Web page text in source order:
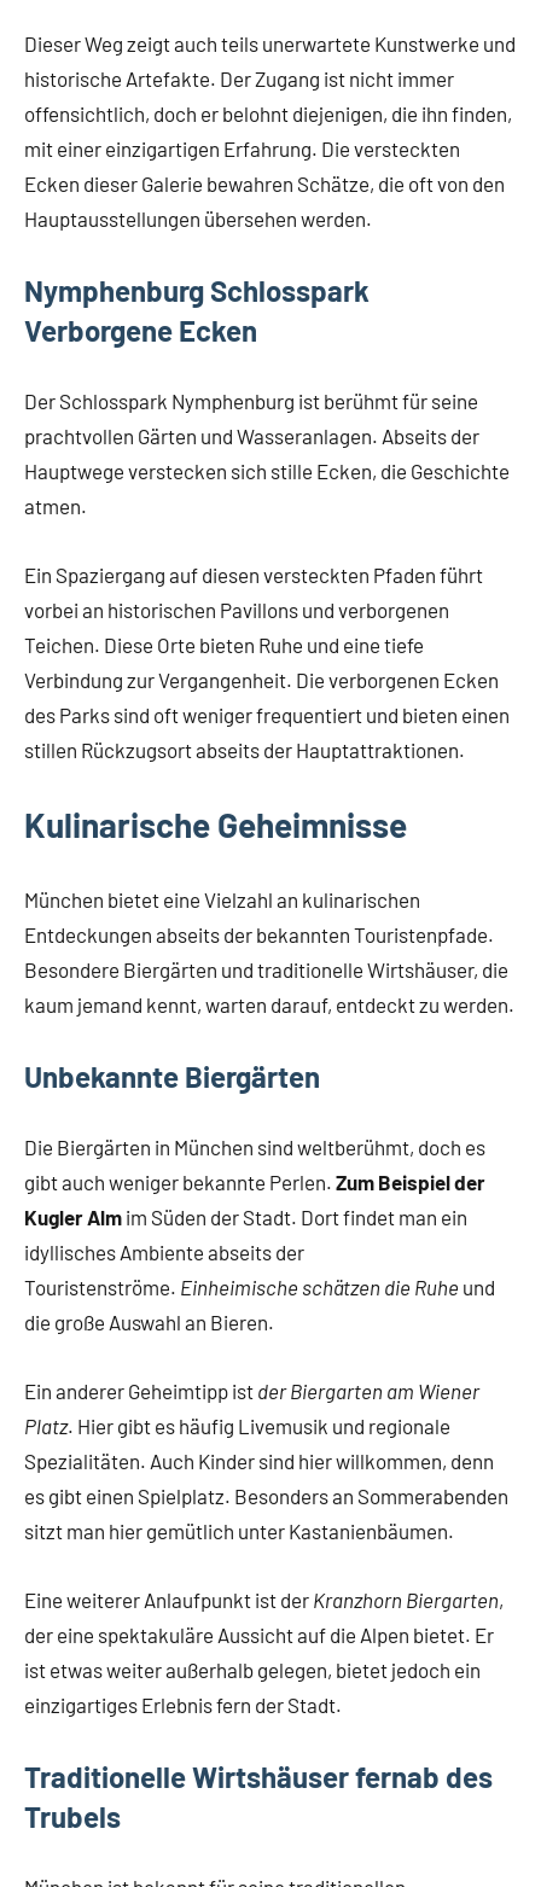
Dieser Weg zeigt auch teils unerwartete Kunstwerke und
historische Artefakte. Der Zugang ist nicht immer
offensichtlich, doch er belohnt diejenigen, die ihn finden,
mit einer einzigartigen Erfahrung. Die versteckten
Ecken dieser Galerie bewahren Schätze, die oft von den
Hauptausstellungen übersehen werden.
Nymphenburg Schlosspark
Verborgene Ecken
Der Schlosspark Nymphenburg ist berühmt für seine
prachtvollen Gärten und Wasseranlagen. Abseits der
Hauptwege verstecken sich stille Ecken, die Geschichte
atmen.
Ein Spaziergang auf diesen versteckten Pfaden führt
vorbei an historischen Pavillons und verborgenen
Teichen. Diese Orte bieten Ruhe und eine tiefe
Verbindung zur Vergangenheit. Die verborgenen Ecken
des Parks sind oft weniger frequentiert und bieten einen
stillen Rückzugsort abseits der Hauptattraktionen.
Kulinarische Geheimnisse
München bietet eine Vielzahl an kulinarischen
Entdeckungen abseits der bekannten Touristenpfade.
Besondere Biergärten und traditionelle Wirtshäuser, die
kaum jemand kennt, warten darauf, entdeckt zu werden.
Unbekannte Biergärten
Die Biergärten in München sind weltberühmt, doch es
gibt auch weniger bekannte Perlen. Zum Beispiel der
Kugler Alm im Süden der Stadt. Dort findet man ein
idyllisches Ambiente abseits der
Touristenströme. Einheimische schätzen die Ruhe und
die große Auswahl an Bieren.
Ein anderer Geheimtipp ist der Biergarten am Wiener
Platz. Hier gibt es häufig Livemusik und regionale
Spezialitäten. Auch Kinder sind hier willkommen, denn
es gibt einen Spielplatz. Besonders an Sommerabenden
sitzt man hier gemütlich unter Kastanienbäumen.
Eine weiterer Anlaufpunkt ist der Kranzhorn Biergarten,
der eine spektakuläre Aussicht auf die Alpen bietet. Er
ist etwas weiter außerhalb gelegen, bietet jedoch ein
einzigartiges Erlebnis fern der Stadt.
Traditionelle Wirtshäuser fernab des
Trubels